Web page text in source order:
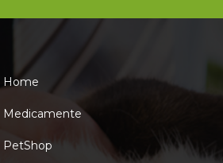
Home
Medicamente
PetShop